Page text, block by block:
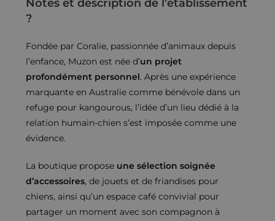
Notes et description de l’établissement
?
Fondée par Coralie, passionnée d’animaux depuis
l’enfance, Muzon est née d’un projet
profondément personnel. Après une expérience
marquante en Australie comme bénévole dans un
refuge pour kangourous, l’idée d’un lieu dédié à la
relation humain-chien s’est imposée comme une
évidence.
La boutique propose une sélection soignée
d’accessoires, de jouets et de friandises pour
chiens, ainsi qu’un espace café convivial pour
partager un moment avec son compagnon à